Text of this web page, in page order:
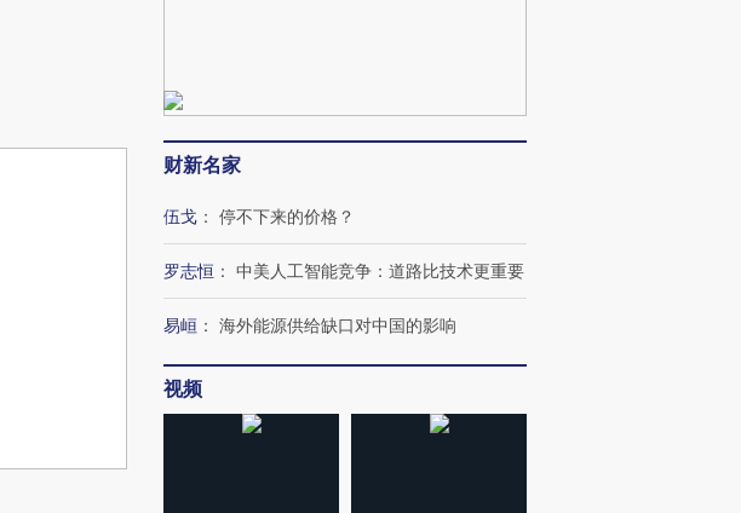
财新名家
伍戈 ： 停不下来的价格？
罗志恒 ： 中美人工智能竞争：道路比技术更重要
易峘 ： 海外能源供给缺口对中国的影响
视频